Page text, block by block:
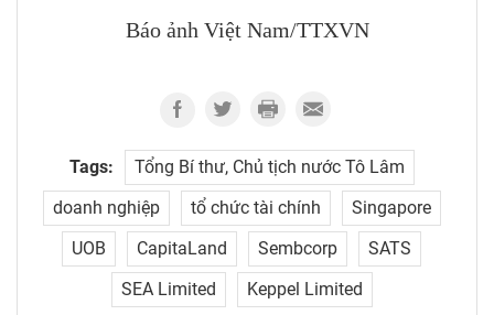
Báo ảnh Việt Nam/TTXVN
Tags:
Tổng Bí thư, Chủ tịch nước Tô Lâm
doanh nghiệp
tổ chức tài chính
Singapore
UOB
CapitaLand Sembcorp
SATS
SEA Limited
Keppel Limited